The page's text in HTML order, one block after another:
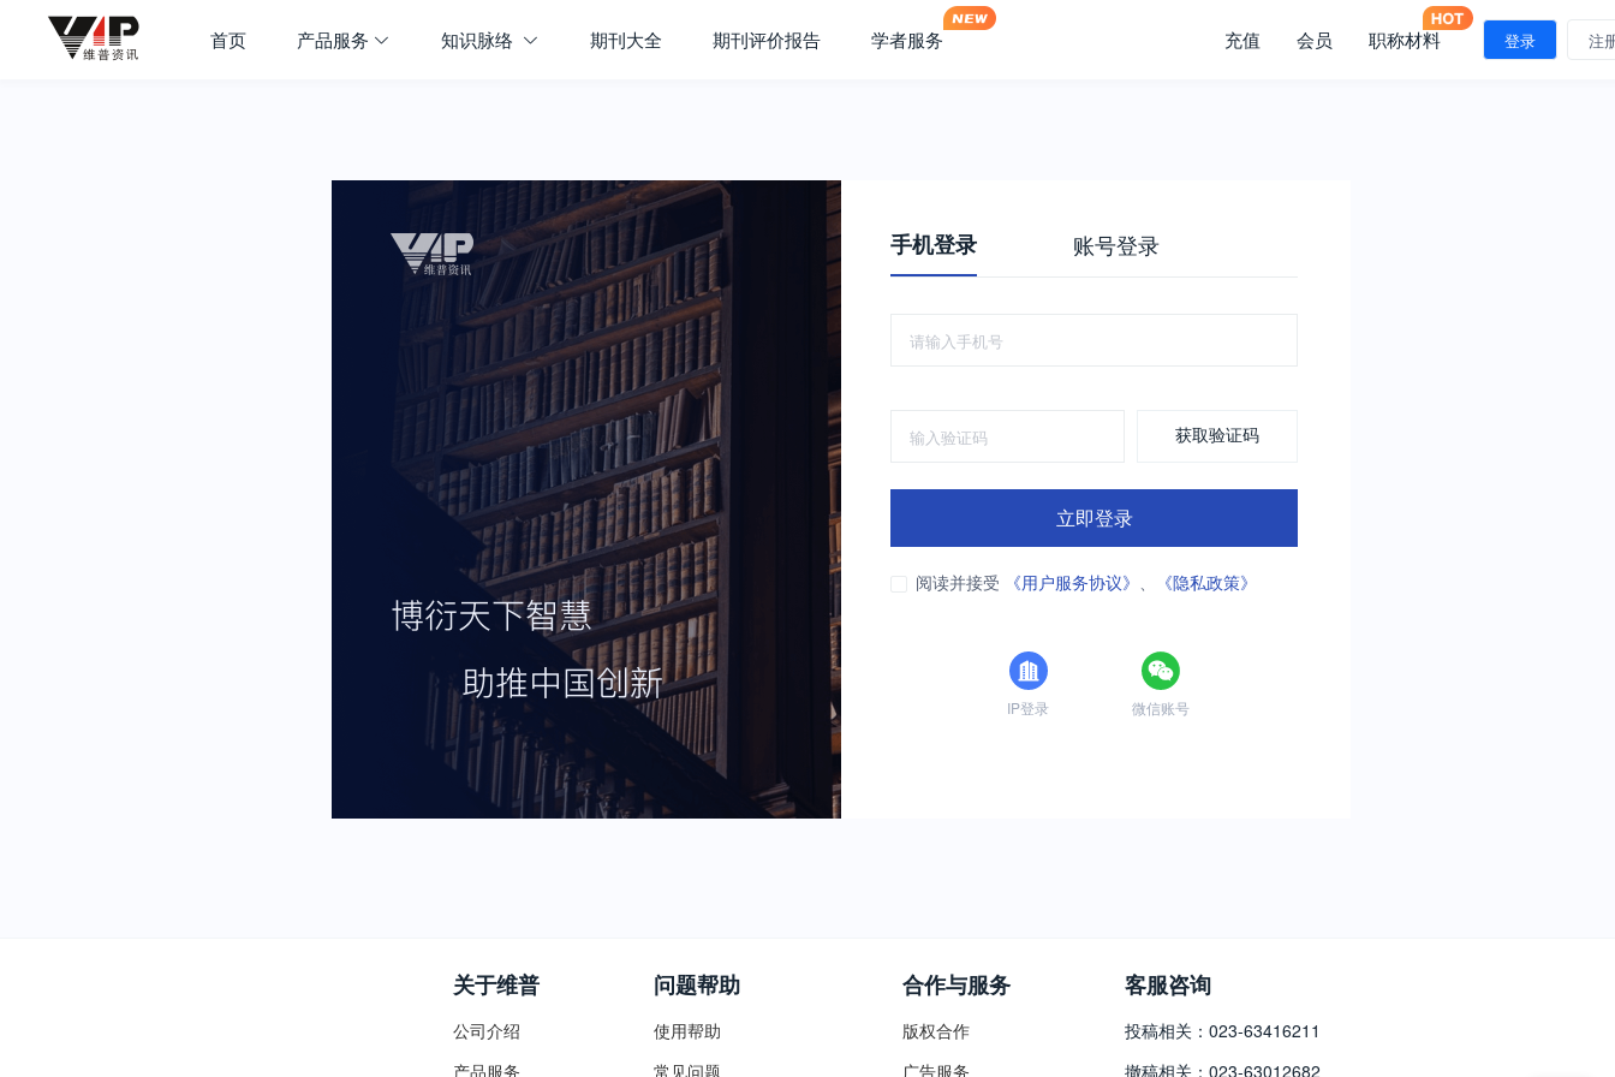
首页 产品服务 知识脉络 期刊大全 期刊评价报告 学者服务 充值 会员 职称材料 登录 注
手机登录 账号登录
获取验证码
立即登录
阅读并接受 《用户服务协议》 、 《隐私政策》
IP登录 微信账号
关于维普
公司介绍
产品服务
问题帮助
使用帮助
常见问题
合作与服务
版权合作
广告服务
客服咨询
投稿相关：023-63416211
撤稿相关：023-63012682